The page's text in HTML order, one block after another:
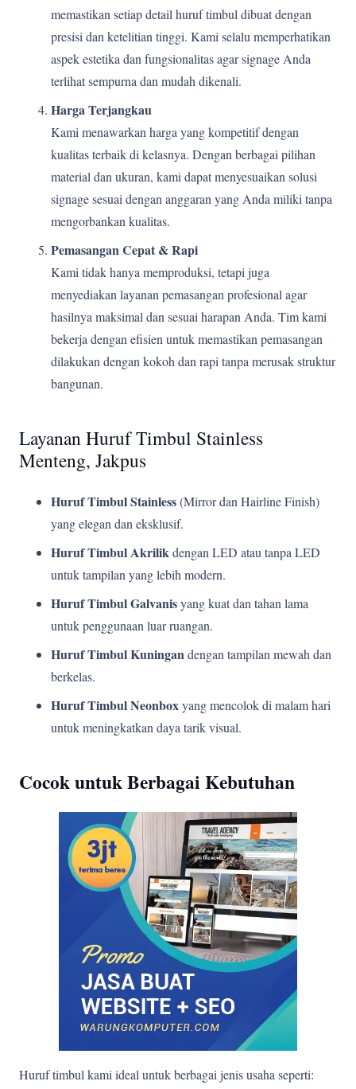
memastikan setiap detail huruf timbul dibuat dengan
presisi dan ketelitian tinggi. Kami selalu memperhatikan
aspek estetika dan fungsionalitas agar signage Anda
terlihat sempurna dan mudah dikenali.
Harga Terjangkau
Kami menawarkan harga yang kompetitif dengan
kualitas terbaik di kelasnya. Dengan berbagai pilihan
material dan ukuran, kami dapat menyesuaikan solusi
signage sesuai dengan anggaran yang Anda miliki tanpa
mengorbankan kualitas.
Pemasangan Cepat & Rapi
Kami tidak hanya memproduksi, tetapi juga
menyediakan layanan pemasangan profesional agar
hasilnya maksimal dan sesuai harapan Anda. Tim kami
bekerja dengan efisien untuk memastikan pemasangan
dilakukan dengan kokoh dan rapi tanpa merusak struktur
bangunan.
Layanan Huruf Timbul Stainless
Menteng, Jakpus
Huruf Timbul Stainless(Mirror dan Hairline Finish)
yang elegan dan eksklusif.
Huruf Timbul Akrilikdengan LED atau tanpa LED
untuk tampilan yang lebih modern.
Huruf Timbul Galvanisyang kuat dan tahan lama
untuk penggunaan luar ruangan.
Huruf Timbul Kuningandengan tampilan mewah dan
berkelas.
Huruf Timbul Neonboxyang mencolok di malam hari
untuk meningkatkan daya tarik visual.
Cocok untuk Berbagai Kebutuhan
Huruf timbul kami ideal untuk berbagai jenis usaha seperti: